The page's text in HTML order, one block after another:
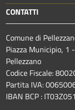
CONTATTI
Comune di
Piazza Municipio, 1
Pellezzano
Codice Fiscale:
Partita IVA:
IBAN BCP :